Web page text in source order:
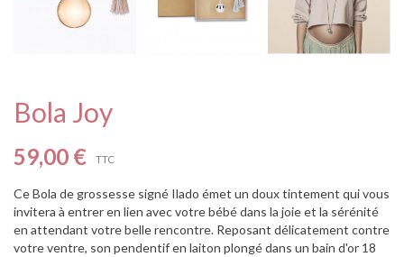
Bola Joy
59,00 € TTC
Ce Bola de grossesse signé Ilado émet un doux tintement qui vous
invitera à entrer en lien avec votre bébé dans la joie et la sérénité
en attendant votre belle rencontre. Reposant délicatement contre
votre ventre, son pendentif en laiton plongé dans un bain d'or 18